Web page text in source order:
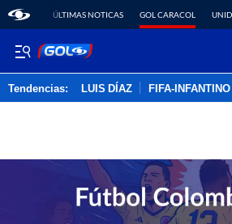
ÚLTIMAS NOTICAS GOL CARACOL
Tendencias: LUIS DÍAZ FIFA-INFANTINO